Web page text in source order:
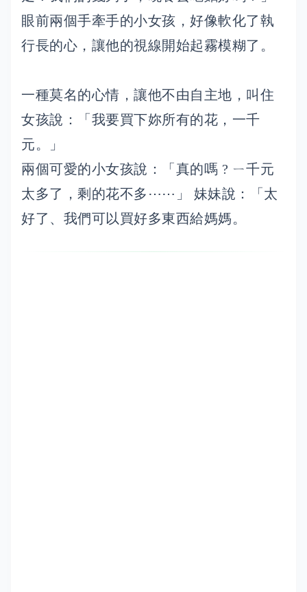
眼前兩個手牽手的小女孩，好像軟化了執
行長的心，讓他的視線開始起霧模糊了。
一種莫名的心情，讓他不由自主地，叫住
女孩說：「我要買下妳所有的花，一千
元。」
兩個可愛的小女孩說：「真的嗎 ? ㄧ千元
太多了，剩的花不多⋯⋯」 妹妹說：「太
好了、我們可以買好多東西給媽媽。